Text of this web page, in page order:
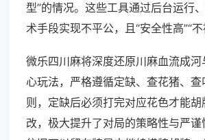
型”的情况。这些工具通过后台运行
术手段实现不平公，且“安全性高”“不
微乐四川麻将深度还原川麻血流成
心玩法，严格遵循定缺、查花猪、
则，定缺后必须打完对应花色才能
改，极大提升了对局的策略性与严